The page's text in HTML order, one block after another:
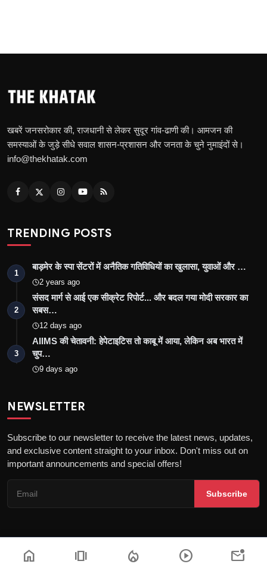
खबरें जनसरोकार की, राजधानी से लेकर सुदूर गांव-ढाणी की। आमजन की
समस्याओं के जुड़े सीधे सवाल शासन-प्रशासन और जनता के चुने नुमाइंदों से।
info@thekhatak.com
TRENDING POSTS
1
बाड़मेर के स्पा सेंटरों में अनैतिक गतिविधियों का खुलासा, युवाओं और …
2 years ago
2
संसद मार्ग से आई एक सीक्रेट रिपोर्ट... और बदल गया मोदी सरकार का
सबस…
12 days ago
3
AIIMS की चेतावनी: हेपेटाइटिस तो काबू में आया, लेकिन अब भारत में
चुप…
9 days ago
NEWSLETTER
Subscribe to our newsletter to receive the latest news, updates,
and exclusive content straight to your inbox. Don't miss out on
important announcements and special offers!
Subscribe
Copyright © 2026 the khatak - All Rights Reserved
home amp_stories local_fire_department play_circle mark_email_unread